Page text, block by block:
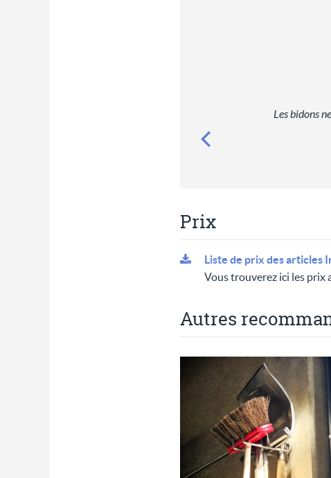
Les bidons
Prix
Liste de prix des articles
Vous trouverez ici les prix
Autres